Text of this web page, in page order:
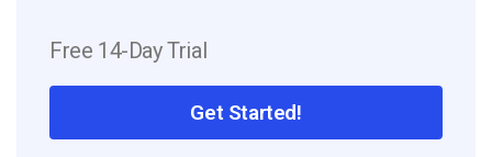
Free 14-Day Trial
Get Started!